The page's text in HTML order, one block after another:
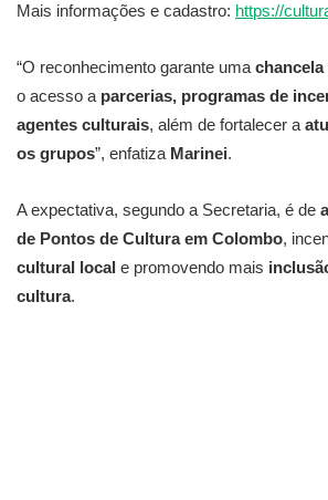
Mais informações e cadastro: https://
“O reconhecimento garante uma
o acesso a parcerias, programas de
agentes culturais, além de fortalecer a
os grupos”, enfatiza Marinei.
A expectativa, segundo a Secretaria, é de
de Pontos de Cultura em Colombo,
cultural local e promovendo mais
cultura.